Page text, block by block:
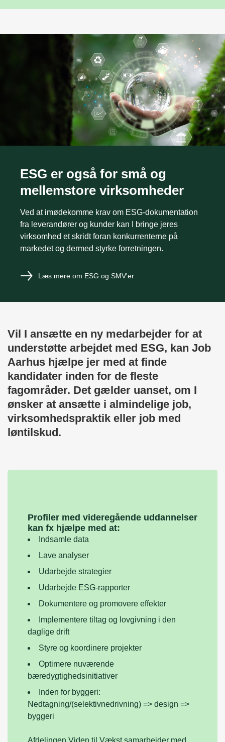
ESG er også for små og
mellemstore virksomheder
Ved at imødekomme krav om ESG-dokumentation
fra leverandører og kunder kan I bringe jeres
virksomhed et skridt foran konkurrenterne på
markedet og dermed styrke forretningen.
Læs mere om ESG og SMV'er
Vil I ansætte en ny medarbejder for at
understøtte arbejdet med ESG, kan Job
Aarhus hjælpe jer med at finde
kandidater inden for de fleste
fagområder. Det gælder uanset, om I
ønsker at ansætte i almindelige job,
virksomhedspraktik eller job med
løntilskud.
Profiler med videregående uddannelser
kan fx hjælpe med at:
Indsamle data
Lave analyser
Udarbejde strategier
Udarbejde ESG-rapporter
Dokumentere og promovere effekter
Implementere tiltag og lovgivning i den
daglige drift
Styre og koordinere projekter
Optimere nuværende
bæredygtighedsinitiativer
Inden for byggeri:
Nedtagning/(selektivnedrivning) => design =>
byggeri